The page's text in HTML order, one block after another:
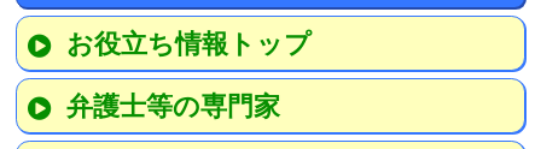
お役立ち情報トップ
弁護士等の専門家